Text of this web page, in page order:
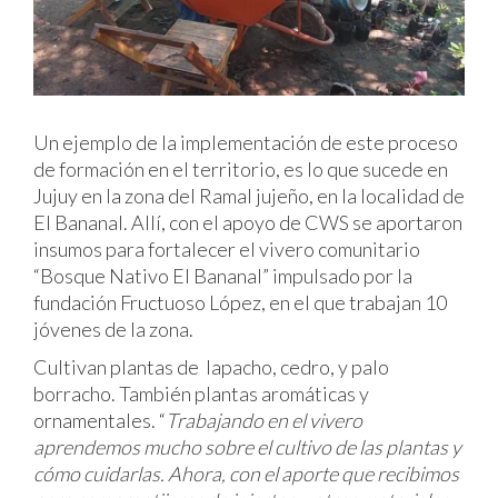
Un ejemplo de la implementación de este proceso
de formación en el territorio, es lo que sucede en
Jujuy en la zona del Ramal jujeño, en la localidad de
El Bananal. Allí, con el apoyo de CWS se aportaron
insumos para fortalecer el vivero comunitario
“Bosque Nativo El Bananal” impulsado por la
fundación Fructuoso López, en el que trabajan 10
jóvenes de la zona.
Cultivan plantas de lapacho, cedro, y palo
borracho. También plantas aromáticas y
ornamentales. “Trabajando en el vivero
aprendemos mucho sobre el cultivo de las plantas y
cómo cuidarlas. Ahora, con el aporte que recibimos